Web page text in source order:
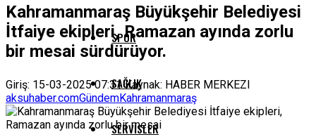
SPOR
SAĞLIK
SERVISLER
Kahramanmaraş Büyükşehir Belediyesi
İtfaiye ekipleri, Ramazan ayında zorlu
bir mesai sürdürüyor.
Giriş: 15-03-2025 07:31Kaynak: HABER MERKEZI
aksuhaber.comGündemKahramanmaraş